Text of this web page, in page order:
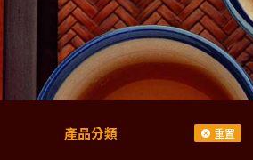
產品分類 重置